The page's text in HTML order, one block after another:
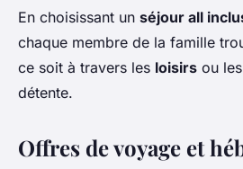
En choisissant un séjour all
chaque membre de la famille
ce soit à travers les loisirs ou
détente.
Offres de voyage et